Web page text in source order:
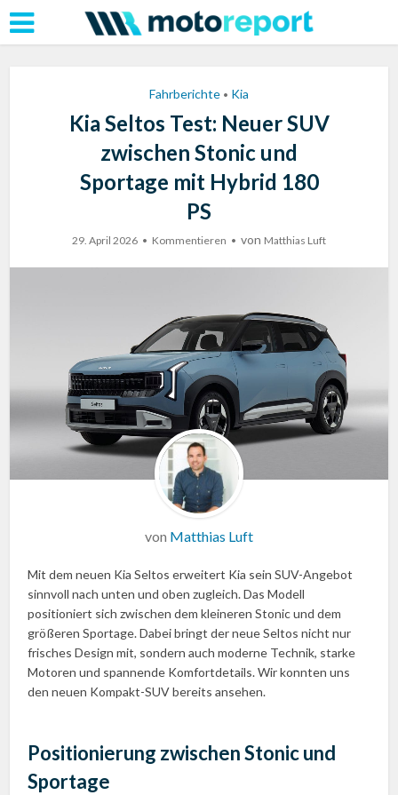
Fahrberichte • Kia
Kia Seltos Test: Neuer SUV
zwischen Stonic und
Sportage mit Hybrid 180
PS
29. April 2026 Kommentieren von Matthias Luft
von Matthias Luft
Mit dem neuen Kia Seltos erweitert Kia sein SUV-Angebot
sinnvoll nach unten und oben zugleich. Das Modell
positioniert sich zwischen dem kleineren Stonic und dem
größeren Sportage. Dabei bringt der neue Seltos nicht nur
frisches Design mit, sondern auch moderne Technik, starke
Motoren und spannende Komfortdetails. Wir konnten uns
den neuen Kompakt-SUV bereits ansehen.
Positionierung zwischen Stonic und
Sportage